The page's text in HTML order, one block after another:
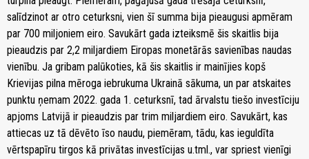
salīdzinot ar otro ceturksni, vien šī summa bija pieaugusi apmēram
par 700 miljoniem eiro. Savukārt gada izteiksmē šis skaitlis bija
pieaudzis par 2,2 miljardiem Eiropas monetārās savienības naudas
vienību. Ja gribam palūkoties, kā šis skaitlis ir mainījies kopš
Krievijas pilna mēroga iebrukuma Ukrainā sākuma, un par atskaites
punktu ņemam 2022. gada 1. ceturksnī, tad ārvalstu tiešo investīciju
apjoms Latvijā ir pieaudzis par trim miljardiem eiro. Savukārt, kas
attiecas uz tā dēvēto īso naudu, piemēram, tādu, kas ieguldīta
vērtspapīru tirgos kā privātas investīcijas u.tml., var spriest vienīgi